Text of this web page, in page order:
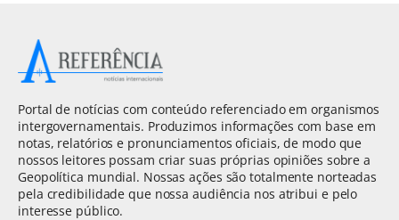
Portal de notícias com conteúdo referenciado em organismos
intergovernamentais. Produzimos informações com base em
notas, relatórios e pronunciamentos oficiais, de modo que
nossos leitores possam criar suas próprias opiniões sobre a
Geopolítica mundial. Nossas ações são totalmente norteadas
pela credibilidade que nossa audiência nos atribui e pelo
interesse público.